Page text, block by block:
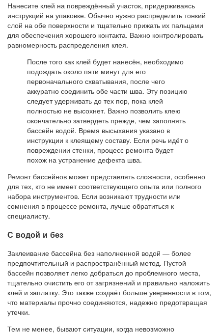
Нанесите клей на повреждённый участок, придерживаясь
инструкций на упаковке. Обычно нужно распределить тонкий
слой на обе поверхности и тщательно прижать их пальцами
для обеспечения хорошего контакта. Важно контролировать
равномерность распределения клея.
После того как клей будет нанесён, необходимо
подождать около пяти минут для его
первоначального схватывания, после чего
аккуратно соединить обе части шва. Эту позицию
следует удерживать до тех пор, пока клей
полностью не высохнет. Важно позволить клею
окончательно затвердеть прежде, чем заполнять
бассейн водой. Время высыхания указано в
инструкции к клеящему составу. Если речь идёт о
повреждении стенки, процесс ремонта будет
похож на устранение дефекта шва.
Ремонт бассейнов может представлять сложности, особенно
для тех, кто не имеет соответствующего опыта или полного
набора инструментов. Если возникают трудности или
сомнения в процессе ремонта, лучше обратиться к
специалисту.
С водой и без
Заклеивание бассейна без наполненной водой — более
предпочтительный и распространённый метод. Пустой
бассейн позволяет легко добраться до проблемного места,
тщательно очистить его от загрязнений и правильно наложить
клей и заплатку. Это также создаёт больше уверенности в том,
что материалы прочно соединяются, надежно предотвращая
утечки.
Тем не менее, бывают ситуации, когда невозможно